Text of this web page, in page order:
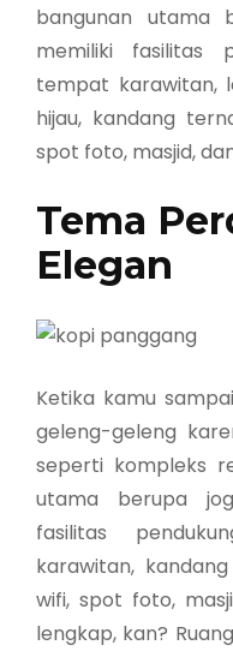
bangunan utama
memiliki fasilitas
tempat karawitan,
hijau, kandang
spot foto, masjid,
Tema
Elegan
Ketika kamu
geleng-geleng
seperti kompleks
utama berupa
fasilitas
karawitan,
wifi, spot foto,
lengkap, kan?